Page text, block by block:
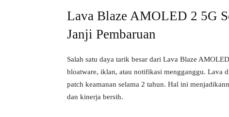
Lava Blaze AMOLED 2 5G
Janji Pembaruan
Salah satu daya tarik besar dari Lava Blaze
bloatware, iklan, atau notifikasi mengganggu. Lava
patch keamanan selama 2 tahun. Hal ini
dan kinerja bersih.